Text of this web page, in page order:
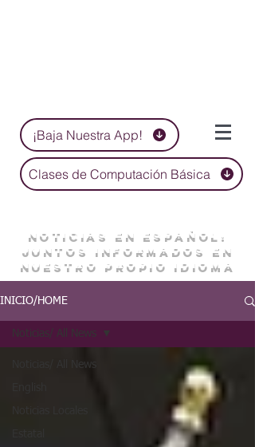
¡Baja Nuestra App!
Clases de Computación Básica
NOTICIAS EN ESPAÑOL:
JUNTOS INFORMADOS EN
NUESTRO PROPIO IDIOMA
INICIO/HOME
Noticias/ All News
Noticias/ All News